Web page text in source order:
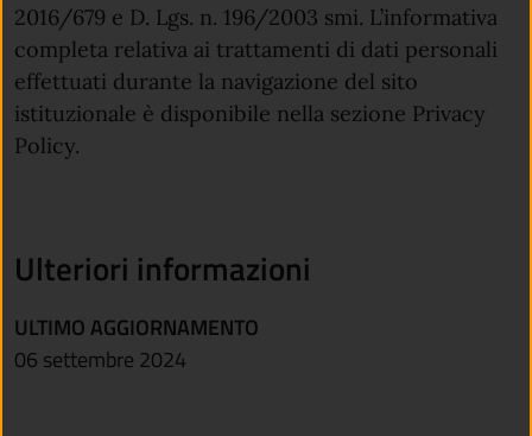
2016/679 e D. Lgs. n. 196/2003 smi. L’informativa
completa relativa ai trattamenti di dati personali
effettuati durante la navigazione del sito
istituzionale è disponibile nella sezione Privacy
Policy.
Ulteriori informazioni
ULTIMO AGGIORNAMENTO
06 settembre 2024